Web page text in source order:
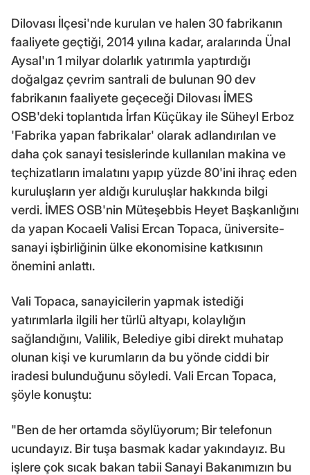
Dilovası İlçesi'nde kurulan ve halen 30 fabrikanın
faaliyete geçtiği, 2014 yılına kadar, aralarında Ünal
Aysal'ın 1 milyar dolarlık yatırımla yaptırdığı
doğalgaz çevrim santrali de bulunan 90 dev
fabrikanın faaliyete geçeceği Dilovası İMES
OSB'deki toplantıda İrfan Küçükay ile Süheyl Erboz
'Fabrika yapan fabrikalar' olarak adlandırılan ve
daha çok sanayi tesislerinde kullanılan makina ve
teçhizatların imalatını yapıp yüzde 80'ini ihraç eden
kuruluşların yer aldığı kuruluşlar hakkında bilgi
verdi. İMES OSB'nin Müteşebbis Heyet Başkanlığını
da yapan Kocaeli Valisi Ercan Topaca, üniversite-
sanayi işbirliğinin ülke ekonomisine katkısının
önemini anlattı.
Vali Topaca, sanayicilerin yapmak istediği
yatırımlarla ilgili her türlü altyapı, kolaylığın
sağlandığını, Valilik, Belediye gibi direkt muhatap
olunan kişi ve kurumların da bu yönde ciddi bir
iradesi bulunduğunu söyledi. Vali Ercan Topaca,
şöyle konuştu:
"Ben de her ortamda söylüyorum; Bir telefonun
ucundayız. Bir tuşa basmak kadar yakındayız. Bu
işlere çok sıcak bakan tabii Sanayi Bakanımızın bu